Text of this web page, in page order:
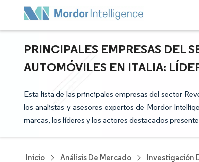
PRINCIPALES EMPRESAS DEL
AUTOMÓVILES EN ITALIA:
Esta lista de las principales empresas del sector
los analistas y asesores expertos de Mordor
marcas, los líderes y los actores destacados
Inicio Análisis De Mercado Investigación